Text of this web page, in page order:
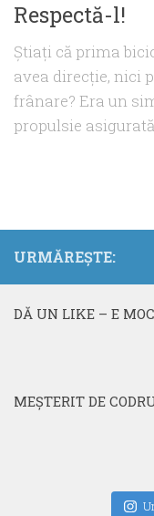
Respectă-l!
Ştiaţi că prima
avea direcţie, nici
frânare? Era un
propulsie
URMĂREȘTE:
DĂ UN LIKE – E
MEŞTERIT DE